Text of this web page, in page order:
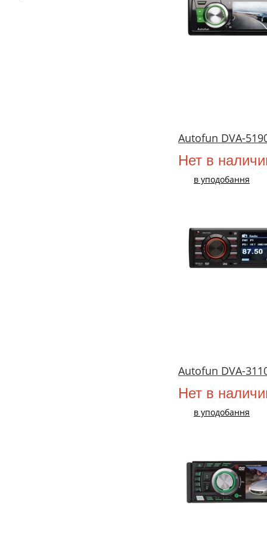
Autofun DVA-
Нет в
в уподобання
Autofun DVA-
Нет в
в уподобання